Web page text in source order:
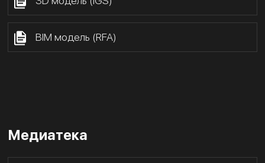
BIM модель (RFA)
Медиатека